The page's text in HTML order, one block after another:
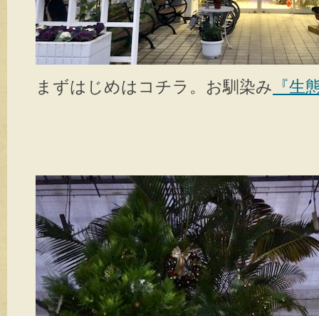
まずはじめはコチラ。お馴染み 『生